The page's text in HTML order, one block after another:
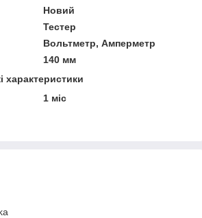
Новий
Тестер
Вольтметр, Амперметр
140 мм
характеристики
1 міс